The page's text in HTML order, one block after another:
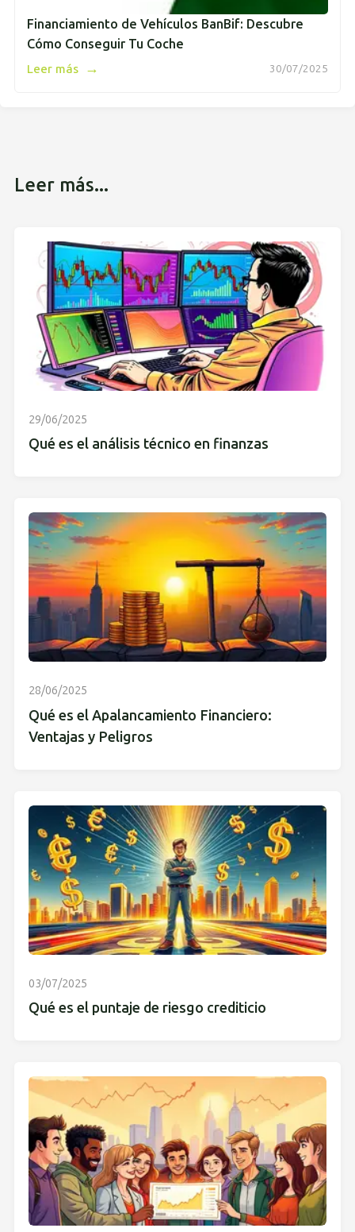
Financiamiento de Vehículos BanBif: Descubre
Cómo Conseguir Tu Coche
30/07/2025
Leer más →
Leer más...
29/06/2025
Qué es el análisis técnico en finanzas
28/06/2025
Qué es el Apalancamiento Financiero:
Ventajas y Peligros
03/07/2025
Qué es el puntaje de riesgo crediticio